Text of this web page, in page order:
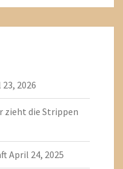
2026
zieht die Strippen
April 24, 2025